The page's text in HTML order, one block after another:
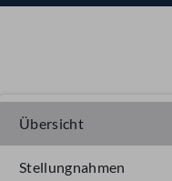
Übersicht
Stellungnahmen